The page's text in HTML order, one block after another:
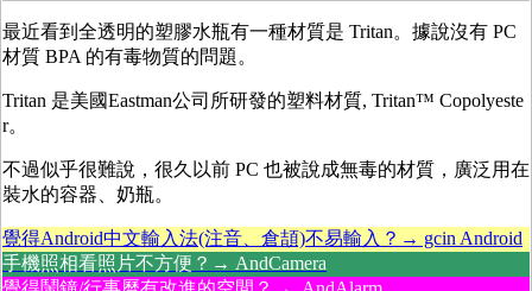
最近看到全透明的塑膠水瓶有一種材質是 Tritan。據說沒有 PC
材質 BPA 的有毒物質的問題。
Tritan 是美國Eastman公司所研發的塑料材質, Tritan™ Copolyeste
r。
不過似乎很難說，很久以前 PC 也被說成無毒的材質，廣泛用在
裝水的容器、奶瓶。
覺得Android中文輸入法(注音、倉頡)不易輸入？→ gcin Android
手機照相看照片不方便？→ AndCamera